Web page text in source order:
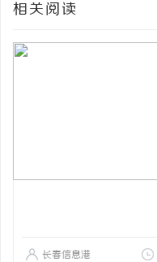
相关阅读
长春信息港